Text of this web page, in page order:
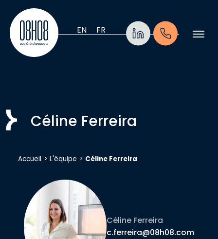
Aller au contenu
EN
FR
Céline Ferreira
Accueil > L'équipe > Céline Ferreira
Céline Ferreira
c.ferreira@08h08.com